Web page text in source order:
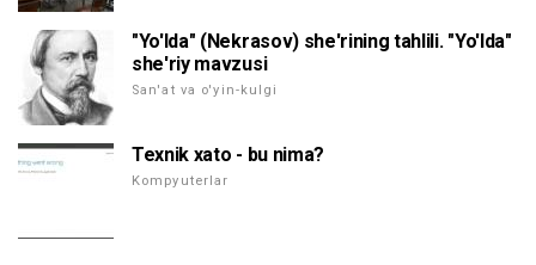
"Yo'lda" (Nekrasov) she'rining tahlili. "Yo'lda"
she'riy mavzusi
San'at va o'yin-kulgi
Texnik xato - bu nima?
Kompyuterlar